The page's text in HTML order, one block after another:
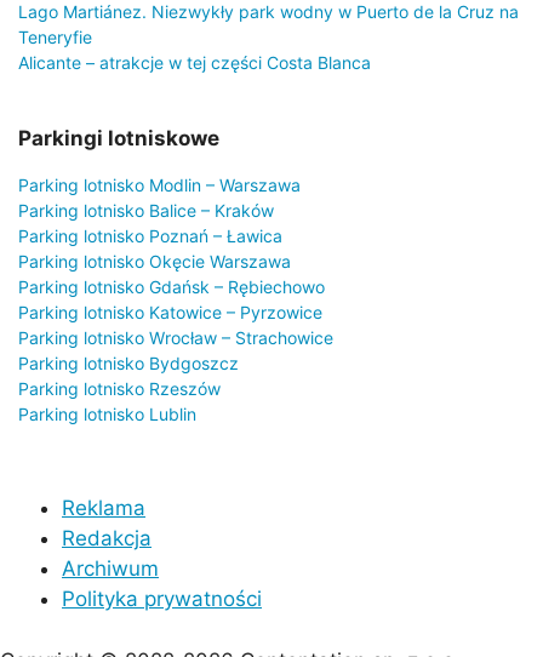
Lago Martiánez. Niezwykły park wodny w Puerto de la Cruz na
Teneryfie
Alicante – atrakcje w tej części Costa Blanca
Parkingi lotniskowe
Parking lotnisko Modlin – Warszawa
Parking lotnisko Balice – Kraków
Parking lotnisko Poznań – Ławica
Parking lotnisko Okęcie Warszawa
Parking lotnisko Gdańsk – Rębiechowo
Parking lotnisko Katowice – Pyrzowice
Parking lotnisko Wrocław – Strachowice
Parking lotnisko Bydgoszcz
Parking lotnisko Rzeszów
Parking lotnisko Lublin
Reklama
Redakcja
Archiwum
Polityka prywatności